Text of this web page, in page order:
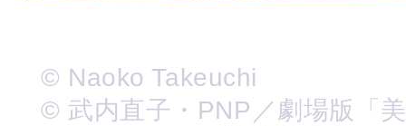
© Naoko Takeuchi
© 武内直子・PNP／劇場版「